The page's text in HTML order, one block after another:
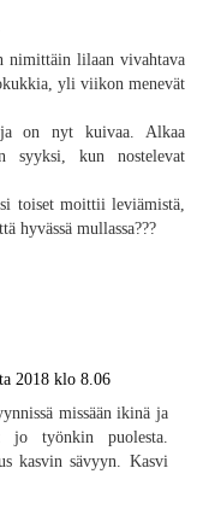
nimittäin lilaan vivahtava
yli viikon menevät
ja on nyt kuivaa. Alkaa
syyksi, kun nostelevat
toiset moittii leviämistä,
hyvässä mullassa???
2018 klo 8.06
missään ikinä ja
jo työnkin puolesta.
kasvin sävyyn. Kasvi